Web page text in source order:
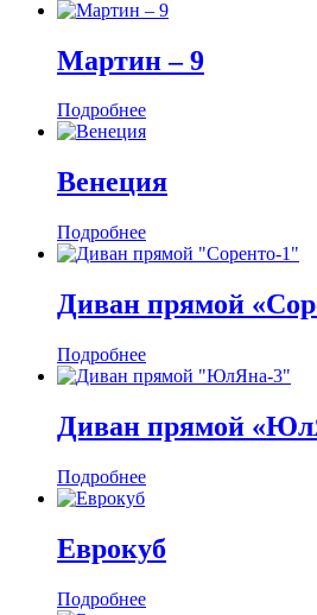
Мартин ‒ 9
Подробнее
Венеция
Подробнее
Диван прямой
Подробнее
Диван прямой
Подробнее
Еврокуб
Подробнее